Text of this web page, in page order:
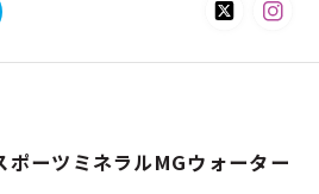
ポーツミネラルMGウォーター